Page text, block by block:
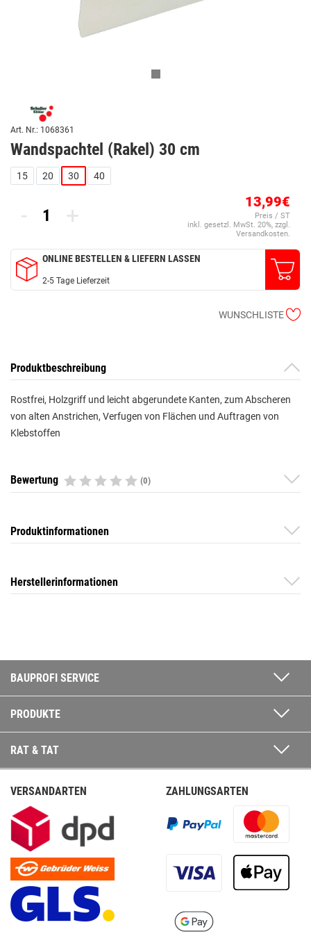
Art. Nr.: 1068361
Wandspachtel (Rakel) 30 cm
15 20 30 40
- + 13,99€
Preis / ST
inkl. gesetzl. MwSt. 20%, zzgl.
Versandkosten.
ONLINE BESTELLEN & LIEFERN LASSEN
2-5 Tage Lieferzeit
WUNSCHLISTE
Produktbeschreibung
Rostfrei, Holzgriff und leicht abgerundete Kanten, zum Abscheren
von alten Anstrichen, Verfugen von Flächen und Auftragen von
Klebstoffen
Bewertung (0)
Produktinformationen
Herstellerinformationen
BAUPROFI SERVICE
PRODUKTE
RAT & TAT
VERSANDARTEN ZAHLUNGSARTEN